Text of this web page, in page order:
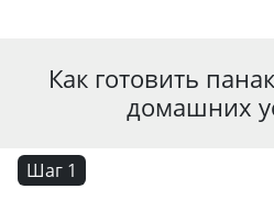
Как готовить
домашних
Шаг 1